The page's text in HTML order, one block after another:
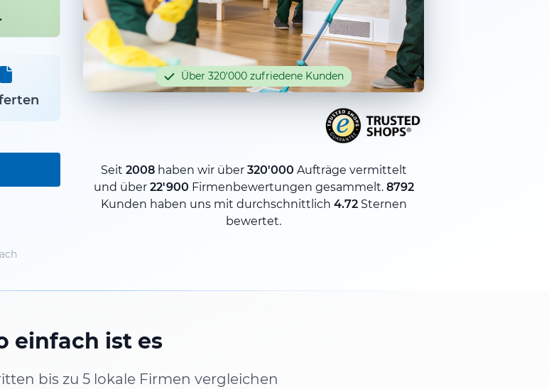
Über 320'000 zufriedene Kunden
Seit 2008haben wir über 320'000 Aufträge vermittelt
und über 22'900 Firmenbewertungen gesammelt. 8792
Kunden haben uns mit durchschnittlich 4.72Sternen
bewertet.
einfach ist es
bis zu 5 lokale Firmen vergleichen